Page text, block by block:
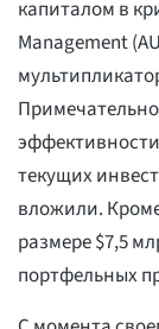
капиталом в
Management
текущих
вложили.
размере $7,5
портфельных